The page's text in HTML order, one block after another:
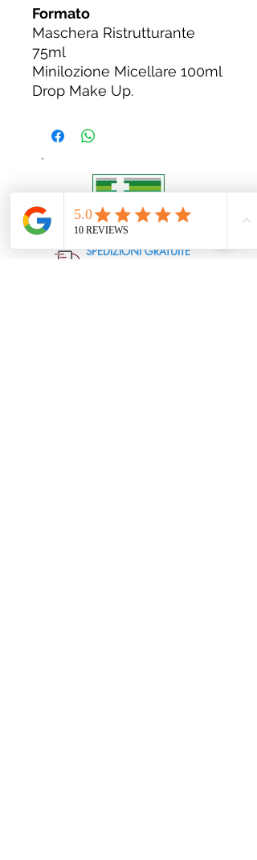
Formato
Maschera Ristrutturante
75ml
Minilozione Micellare 100ml
Drop Make Up.
SPEDIZIONI GRATUITE